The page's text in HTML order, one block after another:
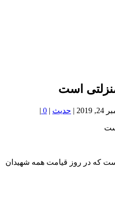
است
| حدیث |
0
|
كه در روز قيامت همه شهيدان